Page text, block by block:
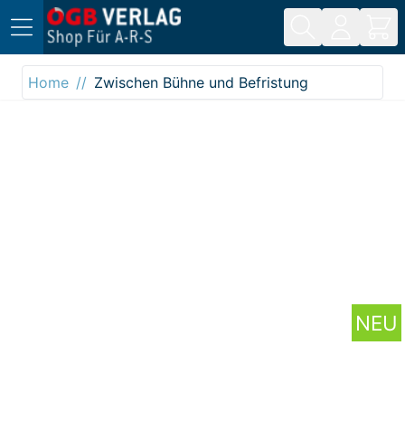
Direkt zum Inhalt
Home
Zwischen Bühne und Befristung
NEU